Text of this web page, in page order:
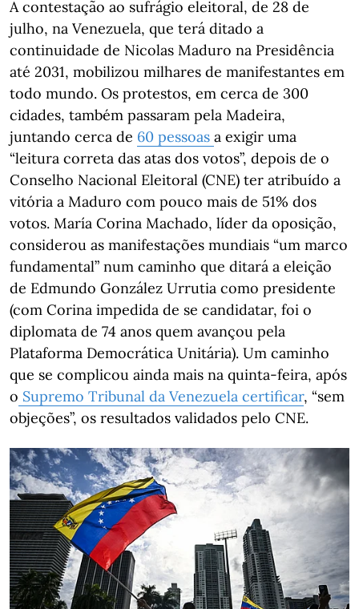
A contestação ao sufrágio eleitoral, de 28 de
julho, na Venezuela, que terá ditado a
continuidade de Nicolas Maduro na Presidência
até 2031, mobilizou milhares de manifestantes em
todo mundo. Os protestos, em cerca de 300
cidades, também passaram pela Madeira,
juntando cerca de 60 pessoas a exigir uma
“leitura correta das atas dos votos”, depois de o
Conselho Nacional Eleitoral (CNE) ter atribuído a
vitória a Maduro com pouco mais de 51% dos
votos. María Corina Machado, líder da oposição,
considerou as manifestações mundiais “um marco
fundamental” num caminho que ditará a eleição
de Edmundo González Urrutia como presidente
(com Corina impedida de se candidatar, foi o
diplomata de 74 anos quem avançou pela
Plataforma Democrática Unitária). Um caminho
que se complicou ainda mais na quinta-feira, após
o Supremo Tribunal da Venezuela certificar, “sem
objeções”, os resultados validados pelo CNE.